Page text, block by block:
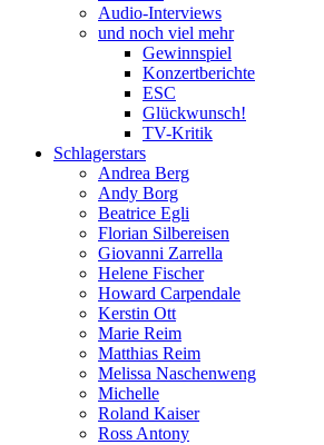
Audio-Interviews
und noch viel mehr
Gewinnspiel
Konzertberichte
ESC
Glückwunsch!
TV-Kritik
Schlagerstars
Andrea Berg
Andy Borg
Beatrice Egli
Florian Silbereisen
Giovanni Zarrella
Helene Fischer
Howard Carpendale
Kerstin Ott
Marie Reim
Matthias Reim
Melissa Naschenweng
Michelle
Roland Kaiser
Ross Antony